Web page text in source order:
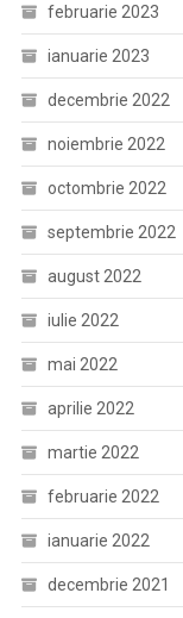
februarie 2023
ianuarie 2023
decembrie 2022
noiembrie 2022
octombrie 2022
septembrie 2022
august 2022
iulie 2022
mai 2022
aprilie 2022
martie 2022
februarie 2022
ianuarie 2022
decembrie 2021